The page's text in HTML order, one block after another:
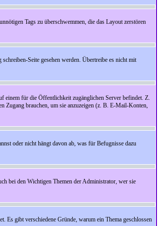
Tags zu überschwemmen, die das Layout zerstören
Seite gesehen werden. Übertreibe es nicht mit
einem für die Öffentlichkeit zugänglichen Server befindet. Z.
Zugang brauchen, um sie anzuzeigen (z. B. E-Mail-Konten,
oder nicht hängt davon ab, was für Befugnisse dazu
bei den Wichtigen Themen der Administrator, wer sie
Es gibt verschiedene Gründe, warum ein Thema geschlossen